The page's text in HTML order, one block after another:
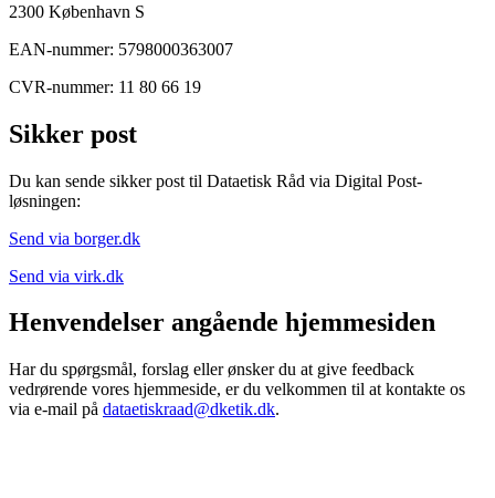
2300 København S
EAN-nummer: 5798000363007
CVR-nummer: 11 80 66 19
Sikker post
Du kan sende sikker post til Dataetisk Råd via Digital Post-
løsningen:
Send via borger.dk
Send via virk.dk
Henvendelser angående hjemmesiden
Har du spørgsmål, forslag eller ønsker du at give feedback
vedrørende vores hjemmeside, er du velkommen til at kontakte os
via e-mail på dataetiskraad@dketik.dk.